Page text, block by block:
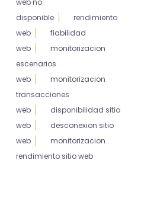
web no
disponible
rendimiento
web
fiabilidad
web
monitorizacion
escenarios
web
monitorizacion
transacciones
web
disponibilidad sitio
web
desconexion sitio
web
monitorizacion
rendimiento sitio web